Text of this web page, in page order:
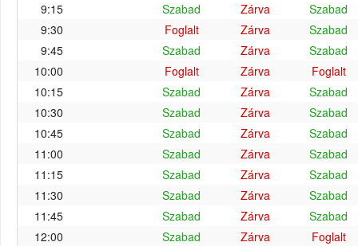
9:15
Szabad Zárva
Szabad
9:30
Foglalt Zárva
Szabad
9:45
Szabad Zárva
Szabad
10:00
Foglalt Zárva
Foglalt
10:15
Szabad Zárva
Szabad
10:30
Szabad Zárva
Szabad
10:45
Szabad Zárva
Szabad
11:00
Szabad Zárva
Szabad
11:15
Szabad Zárva
Szabad
11:30
Szabad Zárva
Szabad
11:45
Szabad Zárva
Szabad
12:00
Szabad Zárva
Foglalt